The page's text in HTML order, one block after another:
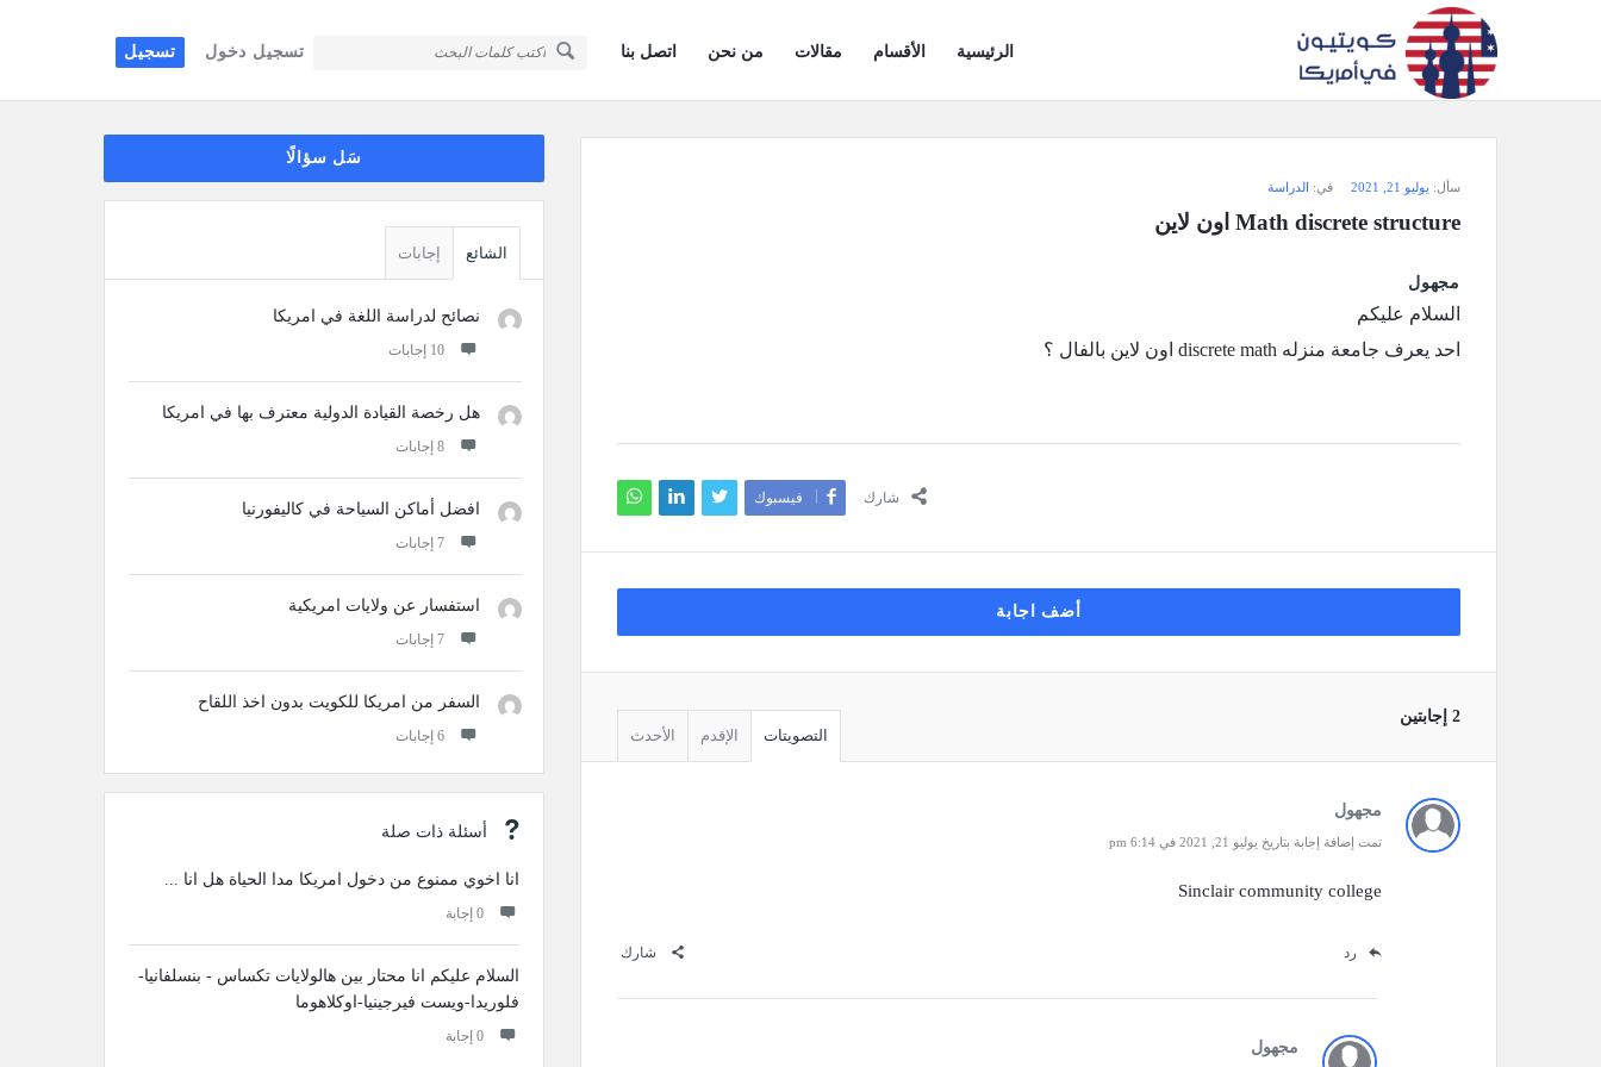
تسجيل دخول تسجيل
وجواب
كويتيون
الرئيسية الأقسام مقالات من نحن اتصل بنا
أمريكا
أسئلة
سأل: يوليو 21, 2021 في: الدراسة
Math discrete structure اون لاين
مجهول
السلام عليكم
احد يعرف جامعة منزله discrete math اون لاين بالفال ؟
شارك فيسبوك
أضف اجابة
‫2 إجابتين
التصويتات
الإقدم الأحدث
مجهول
تمت إضافة إجابة بتاريخ يوليو 21, 2021 في 6:14 pm
Sinclair community college
رد شارك
مجهول
سَل سؤالًا
الشائع إجابات
نصائح لدراسة اللغة في امريكا
‫10 إجابات
هل رخصة القيادة الدولية معترف بها في امريكا
‫8 إجابات
افضل أماكن السياحة في كاليفورنيا
‫7 إجابات
استفسار عن ولايات امريكية
‫7 إجابات
السفر من امريكا للكويت بدون اخذ اللقاح
‫6 إجابات
أسئلة ذات صلة
انا اخوي ممنوع من دخول امريكا مدا الحياة هل انا ...
‫0 إجابة
السلام عليكم انا محتار بين هالولايات تكساس - بنسلفانيا-
فلوريدا-ويست فيرجينيا-اوكلاهوما
‫0 إجابة